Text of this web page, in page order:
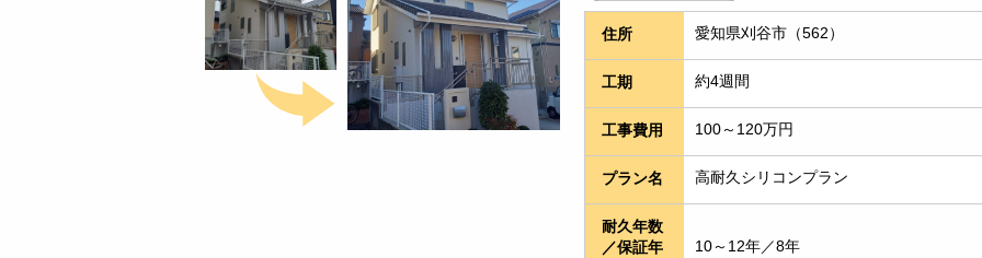
住所 愛知県刈谷市（562）
工期 約4週間
工事費用 100～120万円
プラン名 高耐久シリコンプラン
耐久年数
／保証年
10～12年／8年